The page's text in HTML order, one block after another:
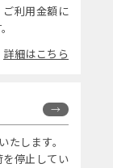
利用金額に
詳細はこちら
します。
停止してい